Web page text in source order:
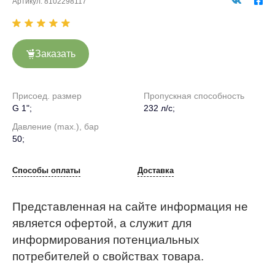
Заказать
Присоед. размер
G 1";
Пропускная способность
232 л/с;
Давление (max.), бар
50;
Способы оплаты Доставка
Представленная на сайте информация не
является офертой, а служит для
информирования потенциальных
потребителей о свойствах товара.